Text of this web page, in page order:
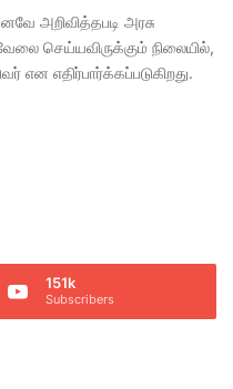
அறிவித்தபடி அரசு
செய்யவிருக்கும் நிலையில்,
என எதிர்பார்க்கப்படுகிறது.
151k
Subscribers